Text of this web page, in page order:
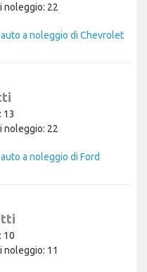
noleggio: 22
a noleggio di Chevrolet
13
noleggio: 22
a noleggio di Ford
10
noleggio: 11